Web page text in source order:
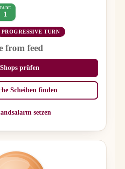
FADE
1
PROGRESSIVE TURN
from feed
Shops prüfen
Scheiben finden
setzen